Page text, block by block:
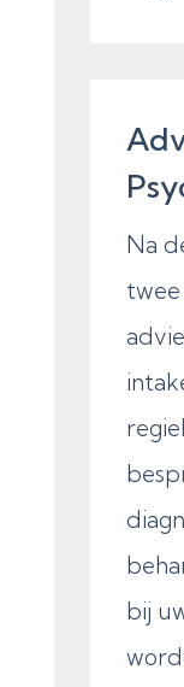
Na
bij